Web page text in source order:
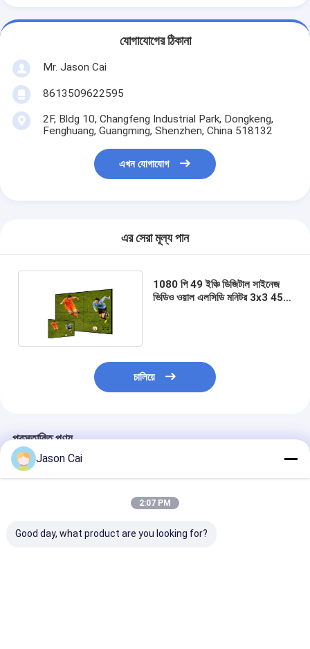
যোগাযোগের ঠিকানা
Mr. Jason Cai
8613509622595
2F, Bldg 10, Changfeng Industrial Park, Dongkeng,
Fenghuang, Guangming, Shenzhen, China 518132
এখন যোগাযোগ
এর সেরা মূল্য পান
1080 পি 49 ইঞ্চি ডিজিটাল সাইনেজ
ভিডিও ওয়াল এলসিডি মনিটর 3x3 450
চালিয়ে
প্রস্তাবিত পণ্য
Jason Cai
2:07 PM
Good day, what product are you looking for?